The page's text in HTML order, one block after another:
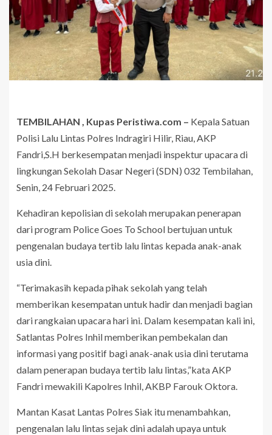
TEMBILAHAN , Kupas Peristiwa.com – Kepala Satuan
Polisi Lalu Lintas Polres Indragiri Hilir, Riau, AKP
Fandri,S.H berkesempatan menjadi inspektur upacara di
lingkungan Sekolah Dasar Negeri (SDN) 032 Tembilahan,
Senin, 24 Februari 2025.
Kehadiran kepolisian di sekolah merupakan penerapan
dari program Police Goes To School bertujuan untuk
pengenalan budaya tertib lalu lintas kepada anak-anak
usia dini.
“Terimakasih kepada pihak sekolah yang telah
memberikan kesempatan untuk hadir dan menjadi bagian
dari rangkaian upacara hari ini. Dalam kesempatan kali ini,
Satlantas Polres Inhil memberikan pembekalan dan
informasi yang positif bagi anak-anak usia dini terutama
dalam penerapan budaya tertib lalu lintas,”kata AKP
Fandri mewakili Kapolres Inhil, AKBP Farouk Oktora.
Mantan Kasat Lantas Polres Siak itu menambahkan,
pengenalan lalu lintas sejak dini adalah upaya untuk